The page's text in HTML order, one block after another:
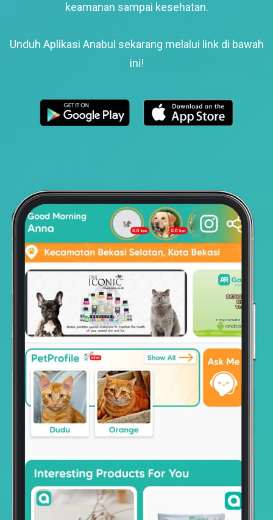
keamanan sampai kesehatan.
Unduh Aplikasi Anabul sekarang melalui link di bawah
ini!